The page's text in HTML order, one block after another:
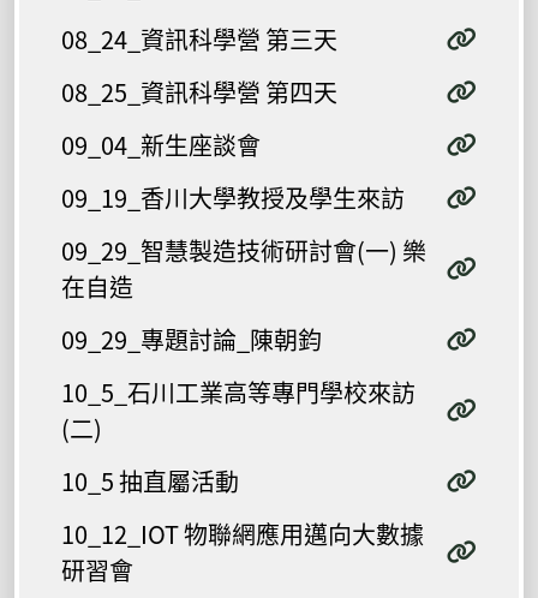
08_24_資訊科學營 第三天
08_25_資訊科學營 第四天
09_04_新生座談會
09_19_香川大學教授及學生來訪
09_29_智慧製造技術研討會(一) 樂
在自造
09_29_專題討論_陳朝鈞
10_5_石川工業高等專門學校來訪
(二)
10_5 抽直屬活動
10_12_IOT 物聯網應用邁向大數據
研習會